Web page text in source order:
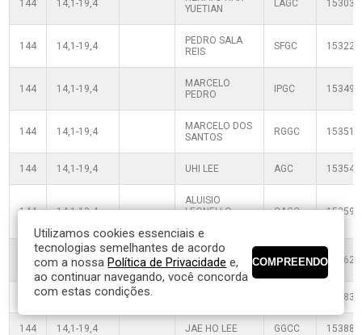
144 14,1-19,4
YUETIAN
LAGC
144 14,1-19,4
PEDRO SALA
REIS
SFGC
144 14,1-19,4
MARCELO
PEDRO
IPGC
144 14,1-19,4
MARCELO DOS
SANTOS
RGGC
144 14,1-19,4 UHI LEE AGC
144 14,1-19,4
ALUISIO
LEONELLO
CAGC
144 14,1-19,4
LUIZ FELIPE
JUNQUEIRA
PCGC
144 14,1-19,4
144 14,1-19,4 JAE HO LEE GGCC
Utilizamos cookies essenciais e
tecnologias semelhantes de acordo
com a nossaPolítica de Privacidade e,
ao continuar navegando, você concorda
com estas condições.